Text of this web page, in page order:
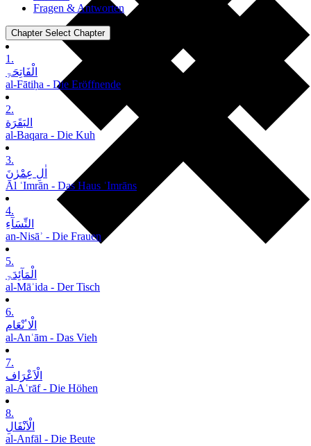
Fragen & Antworten
Chapter Select Chapter
1.
الْفَاتِحَۃِ
al-Fātiḥa - Die Eröffnende
2.
البَقَرَة
al-Baqara - Die Kuh
3.
اٰلِ عِمْرٰنَ
Āl ʿImrān - Das Haus ʿImrāns
4.
النِّسَآءِ
an-Nisāʾ - Die Frauen
5.
الْمَآئِدَۃِ
al-Māʾida - Der Tisch
6.
الْاٴنْعَام
al-Anʿām - Das Vieh
7.
الْاَعْرَاف
al-Aʿrāf - Die Höhen
8.
الْاَنْفَالِ
al-Anfāl - Die Beute